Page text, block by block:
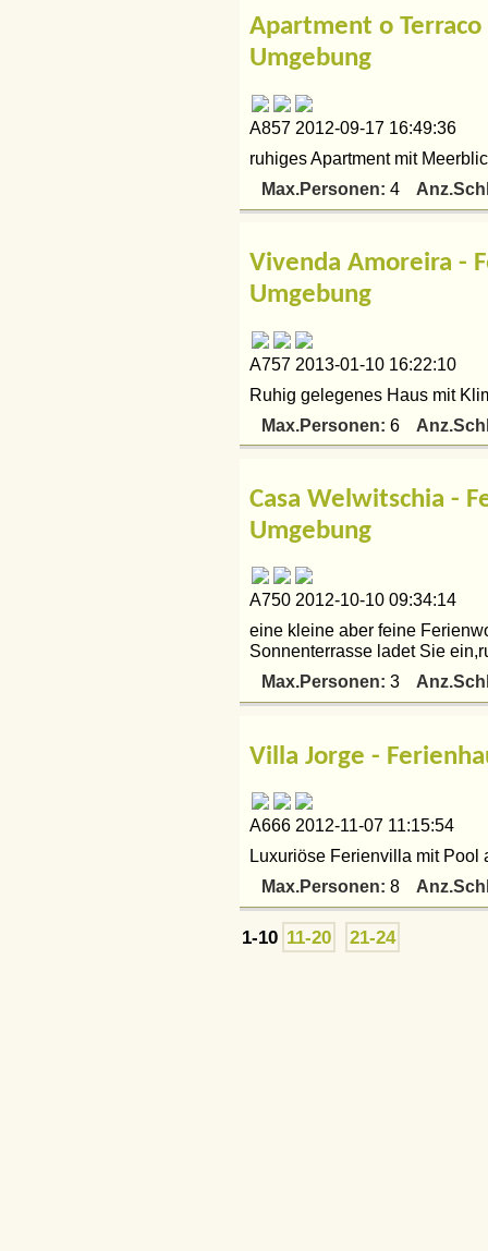
Apartment o
Umgebung
A857 2012-09-17 16:49:36
ruhiges Apartment mit
Max.Personen: 4
Vivenda Amoreira -
Umgebung
A757 2013-01-10 16:22:10
Ruhig gelegenes Haus mit
Max.Personen: 6
Casa Welwitschia -
Umgebung
A750 2012-10-10 09:34:14
eine kleine aber feine
Sonnenterrasse ladet Sie
Max.Personen: 3
Villa Jorge -
A666 2012-11-07 11:15:54
Luxuriöse Ferienvilla mit Pool
Max.Personen: 8
1-10 11-20 21-24